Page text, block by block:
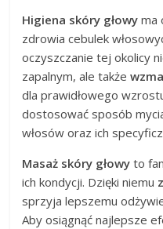
Higiena skóry głowy ma
zdrowia cebulek
oczyszczanie tej okolicy
zapalnym, ale także
dla prawidłowego
dostosować sposób
włosów oraz ich
Masaż skóry głowy to
ich kondycji. Dzięki niemu
sprzyja lepszemu
Aby osiągnąć najlepsze